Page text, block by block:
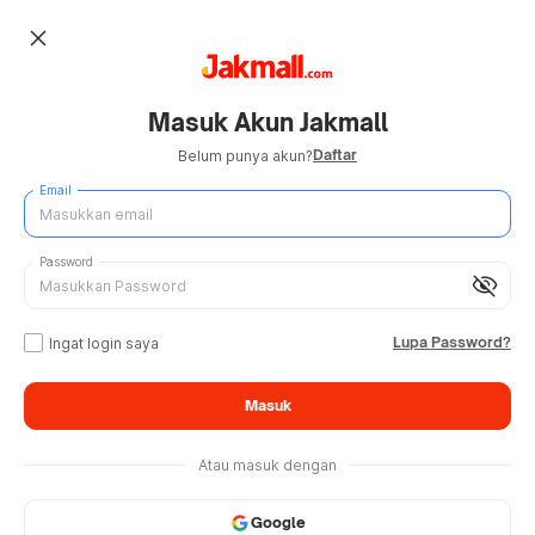
close
Masuk Akun Jakmall
Belum punya akun?Daftar
Email
visibility_off
Password
Ingat login saya Lupa Password?
Masuk
Atau masuk dengan
Google